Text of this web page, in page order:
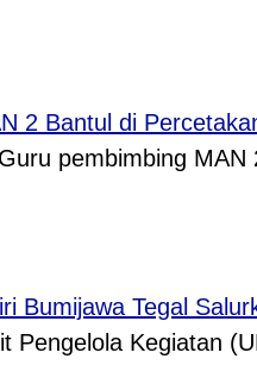
2 Bantul di
pembimbing
Bumijawa Tegal
Pengelola Kegiatan